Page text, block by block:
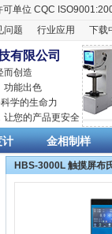
可单位 CQC
问题 行业应用 下载
有限公司
而创造
能出色
学的生命力
让您的产品更安全
计 金相制样
HBS-3000L 触摸屏布